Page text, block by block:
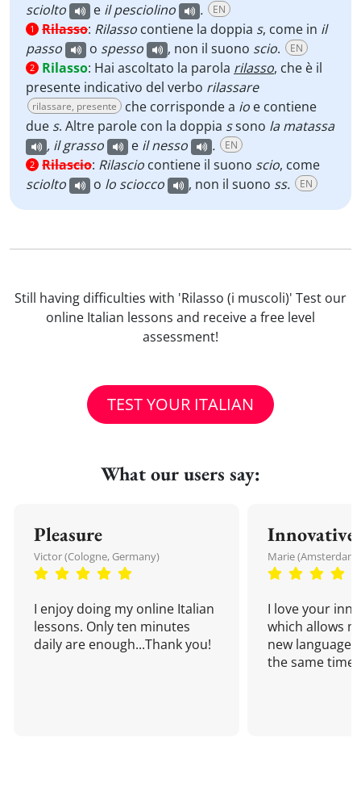
sciolto
e il pesciolino . EN
1 Rilasso: Rilasso contiene la doppia s, come in il
passo
o spesso , non il suono scio. EN
2 Rilasso: Hai ascoltato la parola rilasso, che è il
presente indicativo del verbo rilassare
rilassare, presente che corrisponde a io e contiene
due s. Altre parole con la doppia ssono la matassa
, il grasso
e il nesso . EN
2 Rilascio: Rilascio contiene il suono scio, come
sciolto
o lo sciocco , non il suono ss. EN
Still having difficulties with 'Rilasso (i muscoli)' Test our
online Italian lessons and receive a free level
assessment!
TEST YOUR ITALIAN
What our users say:
Pleasure
Victor (Cologne, Germany)
I enjoy doing my online Italian
lessons. Only ten minutes
daily are enough...Thank you!
Innovative
Marie
I love your
which allows
new language
the same time!